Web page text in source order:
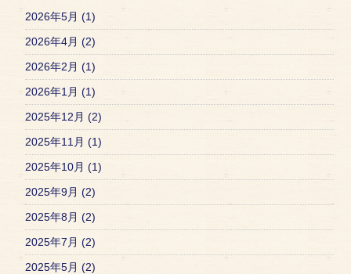
2026年5月 (1)
2026年4月 (2)
2026年2月 (1)
2026年1月 (1)
2025年12月 (2)
2025年11月 (1)
2025年10月 (1)
2025年9月 (2)
2025年8月 (2)
2025年7月 (2)
2025年5月 (2)